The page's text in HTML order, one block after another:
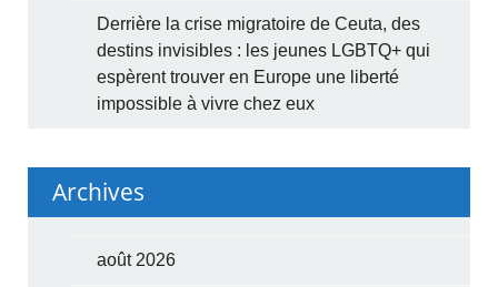
Derrière la crise migratoire de Ceuta, des
destins invisibles : les jeunes LGBTQ+ qui
espèrent trouver en Europe une liberté
impossible à vivre chez eux
Archives
août 2026